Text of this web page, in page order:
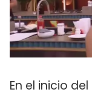
En el inicio